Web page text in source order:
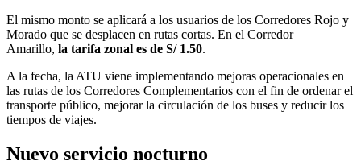
El mismo monto se aplicará a los usuarios de los Corredores Rojo y
Morado que se desplacen en rutas cortas. En el Corredor
Amarillo, la tarifa zonal es de S/ 1.50.
A la fecha, la ATU viene implementando mejoras operacionales en
las rutas de los Corredores Complementarios con el fin de ordenar el
transporte público, mejorar la circulación de los buses y reducir los
tiempos de viajes.
Nuevo servicio nocturno